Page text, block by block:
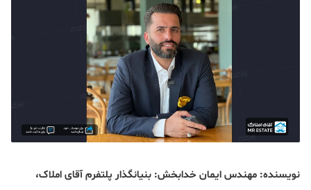
نویسنده: مهندس ایمان خدابخش: بنیانگذار پلتفرم آقای املاک،